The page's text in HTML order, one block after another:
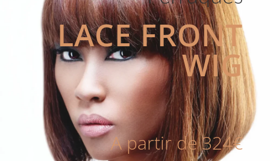
LACE FRONT
WIG
A partir de 324€